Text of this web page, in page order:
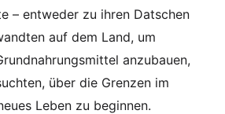
– entweder zu ihren Datschen
auf dem Land, um
anzubauen,
über die Grenzen im
Leben zu beginnen.